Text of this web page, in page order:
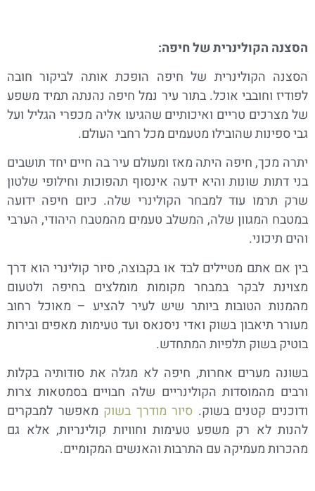
הסצנה הקולינרית של חיפה:
הסצנה הקולינרית של חיפה הופכת אותה לביקור חובה
לפודיז וחובבי אוכל. בתור עיר נמל חיפה נהנתה תמיד משפע
של מצרכים טריים ואיכותיים שהגיעו אליה מכפרי הגליל ועל
גבי ספינות שהובילו מטעמים מכל רחבי העולם.
יתרה מכך, חיפה היתה מאז ומעולם עיר בה חיים יחד תושבים
בני דתות שונות והיא ידעה אינסוף תהפוכות וחילופי שלטון
שרק תרמו עוד למבחר הקולינרי שלה. כיום חיפה ידועה
במטבח המגוון שלה, המשלב טעמים מהמטבח היהודי, הערבי
והים תיכוני.
בין אם אתם מטיילים לבד או בקבוצה, סיור קולינרי הוא דרך
מצוינת לבקר במבחר מקומות מומלצים בחיפה ולטעום
מהמנות הטובות ביותר שיש לעיר להציע – מאוכל רחוב
מעורר תיאבון בשוק ואדי ניסנאס ועד טעימות מאפים ובירות
בוטיק בשוק תלפיות המתחדש.
בשונה מערים אחרות, חיפה לא מגלה את סודותיה בקלות
ורבים מהמוסדות הקולינריים שלה חבויים בסמטאות צרות
ודוכנים קטנים בשוק. סיור מודרך בשוק מאפשר למבקרים
להנות לא רק משפע טעימות וחוויות קולינריות, אלא גם
מהכרות מעמיקה עם התרבות והאנשים המקומיים.